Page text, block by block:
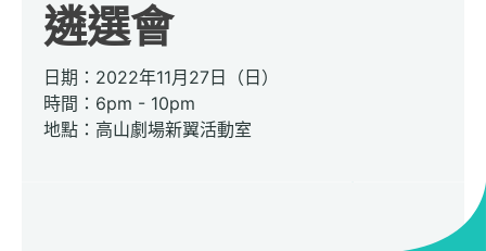
遴選會
日期：2022年11月27日（日）
時間：6pm - 10pm
地點：高山劇場新翼活動室